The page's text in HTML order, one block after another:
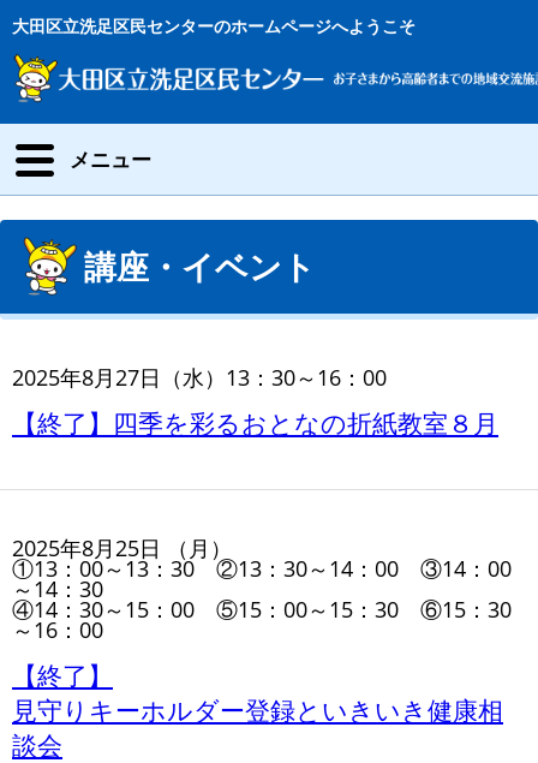
大田区立洗足区民センターのホームページへようこそ
メニュー
講座・イベント
2025年8月27日（水）13：30～16：00
【終了】四季を彩るおとなの折紙教室８月
2025年8月25日 （月）
①13：00～13：30 ②13：30～14：00 ③14：00
～14：30
④14：30～15：00 ⑤15：00～15：30 ⑥15：30
～16：00
【終了】
見守りキーホルダー登録といきいき健康相
談会